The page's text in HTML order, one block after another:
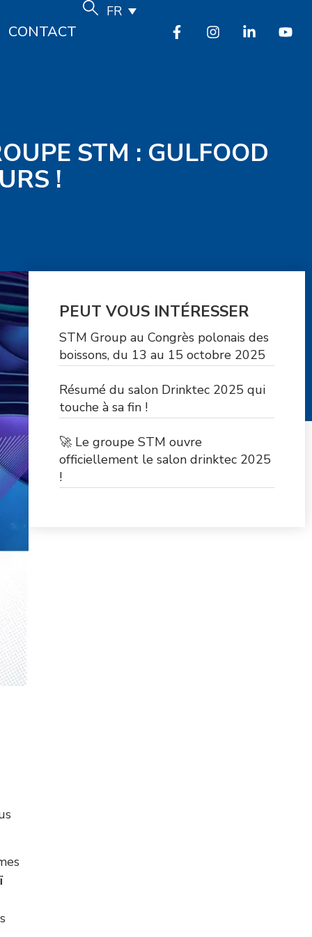
CONTACT
FR
STM : GULFOOD
!
PEUT VOUS INTÉRESSER
STM Group au Congrès polonais des
boissons, du 13 au 15 octobre 2025
Résumé du salon Drinktec 2025 qui
touche à sa fin !
🚀 Le groupe STM ouvre
officiellement le salon drinktec 2025
!